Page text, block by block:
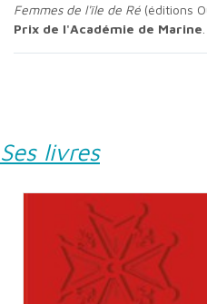
Femmes de l'ïle de Ré (éditions
Prix de l'Académie de Marine
Ses livres